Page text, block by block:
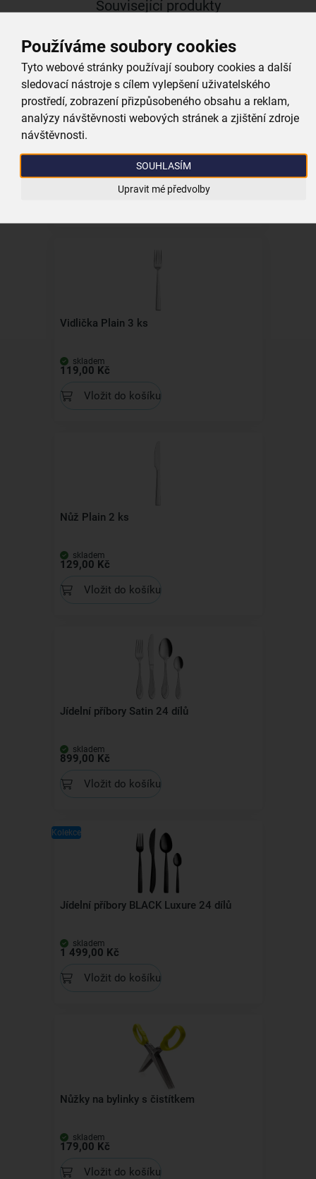
Používáme soubory cookies
Tyto webové stránky používají soubory cookies a další
sledovací nástroje s cílem vylepšení uživatelského
prostředí, zobrazení přizpůsobeného obsahu a reklam,
analýzy návštěvnosti webových stránek a zjištění zdroje
návštěvnosti.
SOUHLASÍM
Upravit mé předvolby
Související produkty
Polévková lžíce Plain 3 ks
119,00 Kč
Vidlička Plain 3 ks
skladem
119,00 Kč
Vložit do košíku
Nůž Plain 2 ks
skladem
129,00 Kč
Vložit do košíku
Jídelní příbory Satin 24 dílů
skladem
899,00 Kč
Vložit do košíku
Kolekce
Jídelní příbory BLACK Luxure 24 dílů
skladem
1 499,00 Kč
Vložit do košíku
Nůžky na bylinky s čistítkem
skladem
179,00 Kč
Vložit do košíku